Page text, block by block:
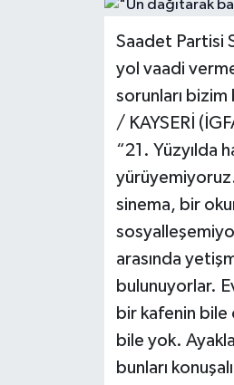
Saadet Partisi
yol vaadi
sorunları
/ KAYSERİ
“21. Yüzyılda
sinema, bir
arasında
bulunuyorlar.
bir kafenin bile
bile yok.
bunları
Magazin
Haber Arşivi